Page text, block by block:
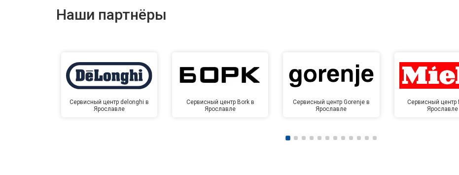
Наши партнёры
Сервисный центр delonghi в
Ярославле
Сервисный центр Bork в
Ярославле
Сервисный центр Gorenje в
Ярославле
Сервисный центр
Ярославле